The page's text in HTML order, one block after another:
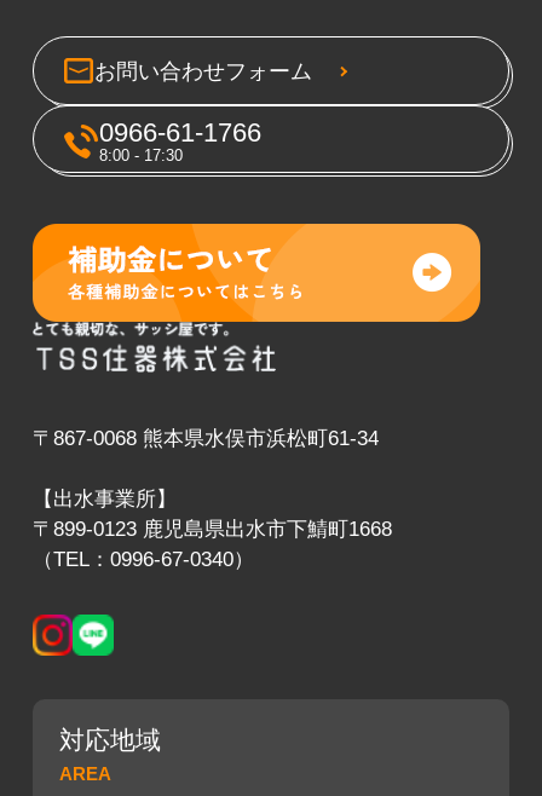
お問い合わせフォーム
0966-61-1766
8:00 - 17:30
〒867-0068 熊本県水俣市浜松町61-34
【出水事業所】
〒899-0123 鹿児島県出水市下鯖町1668
（TEL：0996-67-0340）
対応地域
AREA